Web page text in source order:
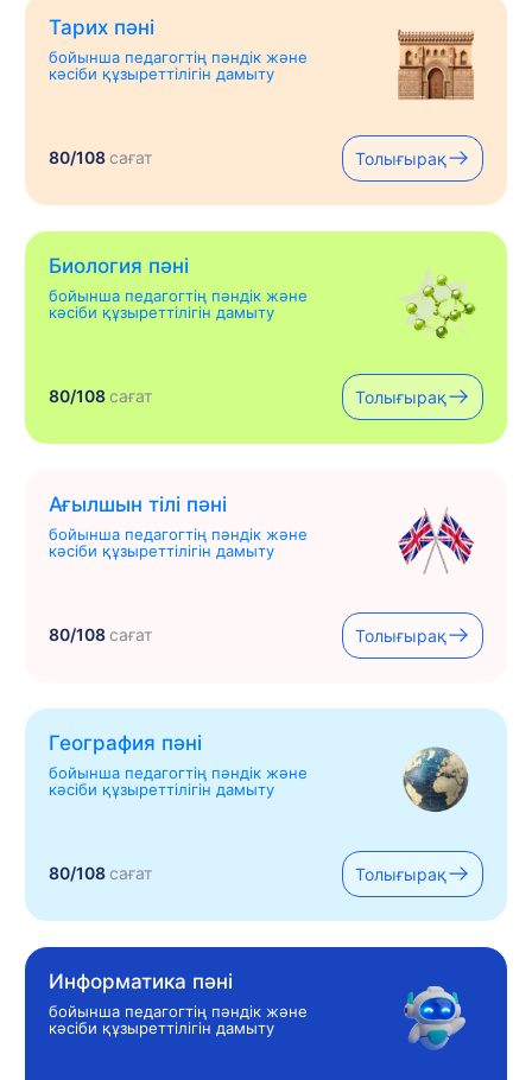
Тарих пәні
бойынша педагогтің пәндік және
кәсіби құзыреттілігін дамыту
80/108сағат Толығырақ
Биология пәні
бойынша педагогтің пәндік және
кәсіби құзыреттілігін дамыту
80/108сағат Толығырақ
Ағылшын тілі пәні
бойынша педагогтің пәндік және
кәсіби құзыреттілігін дамыту
80/108сағат Толығырақ
География пәні
бойынша педагогтің пәндік және
кәсіби құзыреттілігін дамыту
80/108сағат Толығырақ
Информатика пәні
бойынша педагогтің пәндік және
кәсіби құзыреттілігін дамыту